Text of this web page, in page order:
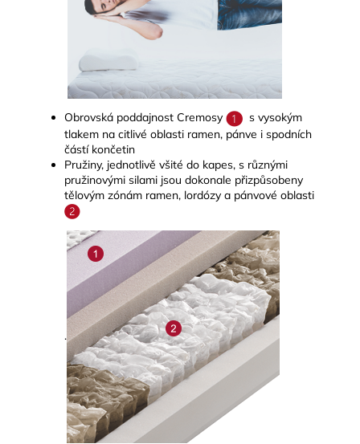
Obrovská poddajnost Cremosy
s vysokým
tlakem na citlivé oblasti ramen, pánve i spodních
částí končetin
Pružiny, jednotlivě všité do kapes, s různými
pružinovými silami jsou dokonale přizpůsobeny
tělovým zónám ramen, lordózy a pánvové oblasti
.